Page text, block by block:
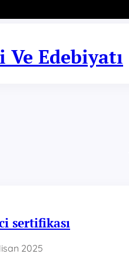
Edebiyatı
sertifikası
2025